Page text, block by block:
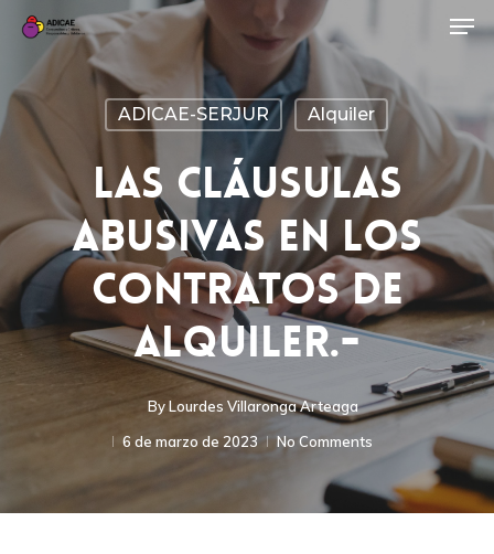
ADICAE-SERJUR Alquiler
LAS CLÁUSULAS
ABUSIVAS EN LOS
CONTRATOS DE
ALQUILER.-
ByLourdes Villaronga Arteaga
6 de marzo de 2023
No Comments